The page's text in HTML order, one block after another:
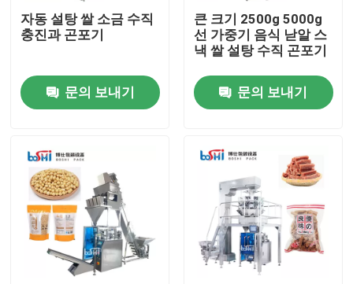
분말 포장기
수직 곤포기
분말 충전 기계
스낵 곤포기
냉동 식품 곤포기
자동 설탕 쌀 소금 수직
충진과 곤포기
문의 보내기
큰 크기 2500g 5000g
선 가중기 음식 낟알 스
낵 쌀 설탕 수직 곤포기
문의 보내기